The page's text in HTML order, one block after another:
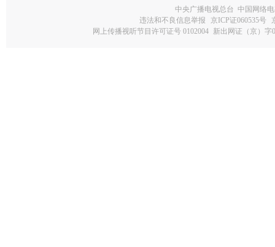
中央广播电视总台 中国网络
违法和不良信息举报
京ICP证060535号
网上传播视听节目许可证号 0102004 新出网证（京）